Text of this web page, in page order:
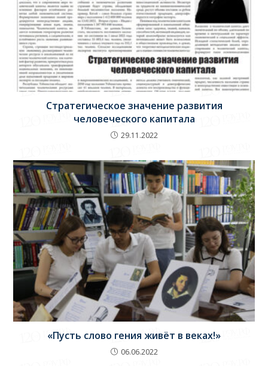
Стратегическое значение развития
человеческого капитала
29.11.2022
«Пусть слово гения живёт в веках!»
06.06.2022